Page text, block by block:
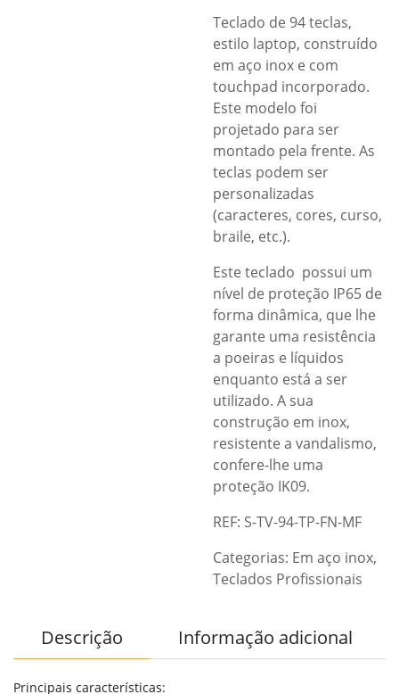
Teclado de 94 teclas,
estilo laptop, construído
em aço inox e com
touchpad incorporado.
Este modelo foi
projetado para ser
montado pela frente. As
teclas podem ser
personalizadas
(caracteres, cores, curso,
braile, etc.).
Este teclado possui um
nível de proteção IP65 de
forma dinâmica, que lhe
garante uma resistência
a poeiras e líquidos
enquanto está a ser
utilizado. A sua
construção em inox,
resistente a vandalismo,
confere-lhe uma
proteção IK09.
REF: S-TV-94-TP-FN-MF
Categorias: Em aço inox,
Teclados Profissionais
Descrição Informação adicional
Principais características: